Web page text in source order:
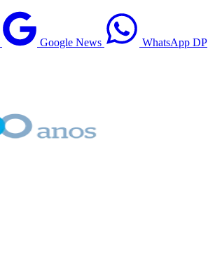
Google News WhatsApp DP